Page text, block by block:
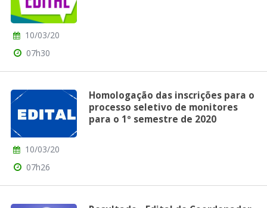
10/03/20
07h30
Homologação das inscrições para o
processo seletivo de monitores
para o 1º semestre de 2020
10/03/20
07h26